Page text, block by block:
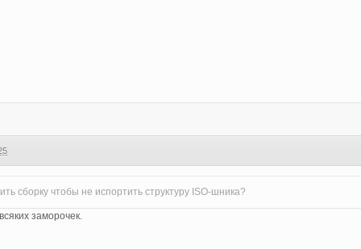
сборку чтобы не испортить структуру ISO-шника?
заморочек.